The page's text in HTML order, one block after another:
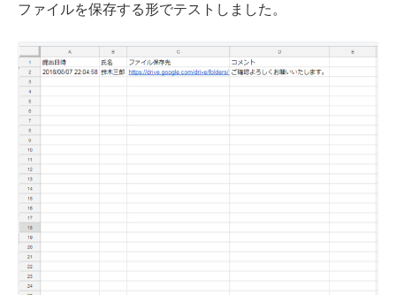
ファイルを保存する形でテストしました。